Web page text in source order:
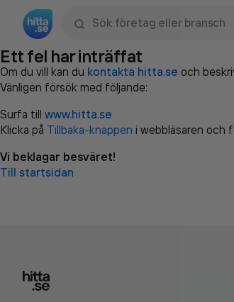
Ett fel har inträffat
Om du vill kan du kontakta hitta.se och
Vänligen försök med följande:
Surfa till www.hitta.se
Klicka på Tillbaka-knappen i webbläsaren och
Vi beklagar besväret!
Till startsidan